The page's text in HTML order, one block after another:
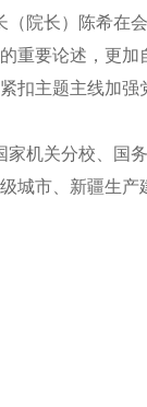
院长）陈希在
重要论述，更
扣主题主线加
关分校、国务
市、新疆生产